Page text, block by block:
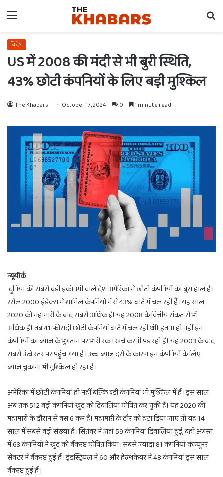
Menu
विदेश
US में 2008 की मंदी से भी बुरी स्थिति,
43% छोटी कंपनियों के लिए बड़ी मुश्किल
The Khabars October 17, 2024 0 1 minute read
न्यूयॉर्क
दुनिया की सबसे बड़ी इकॉनमी वाले देश अमेरिका में छोटी कंपनियों का बुरा हाल है।
रसेल 2000 इंडेक्स में शामिल कंपनियों में से 43% घाटे में चल रही हैं। यह साल
2020 की महामारी के बाद सबसे अधिक है। यह 2008 के वित्तीय संकट से भी
अधिक है। तब 41 फीसदी छोटी कंपनियां घाटे में चल रही थीं। इतना ही नहीं इन
कंपनियों का ब्याज के भुगतान पर भारी रकम खर्च करनी पड़ रही है। यह 2003 के बाद
सबसे ऊंचे स्तर पर पहुंच गया है। उच्च ब्याज दरों के कारण इन कंपनियों के लिए
ब्याज चुकाना भी मुश्किल हो रहा है।
अमेरिका में छोटी कंपनियां ही नहीं बल्कि बड़ी कंपनियां भी मुश्किल में हैं। इस साल
अब तक 512 बड़ी कंपनियां खुद को दिवालिया घोषित कर चुकी हैं। यह 2020 की
महामारी के दौरान से बस 6 कम है। महामारी के दौर को हटा दिया जाए तो यह 14
साल में सबसे बड़ी संख्या है। सितंबर में जहां 59 कंपनियां दिवालिया हुईं, वहीं अगस्त
में 63 कंपनियों ने खुद को बैंकरप्ट घोषित किया। सबसे ज्यादा 81 कंपनियां कंज्यूमर
सेक्टर में बैंकरप्ट हुई हैं। इंडस्ट्रियल में 60 और हेल्थकेयर में 48 कंपनियां इस साल
बैंकरप्ट हुई हैं।